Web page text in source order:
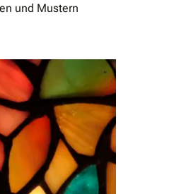
und Mustern